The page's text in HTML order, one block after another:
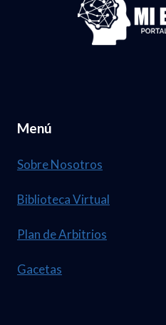
Menú
Sobre Nosotros
Biblioteca Virtual
Plan de Arbitrios
Gacetas